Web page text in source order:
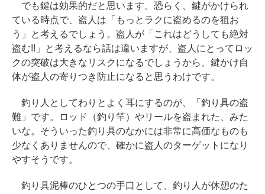
でも鍵は効果的だと思います。恐らく、鍵がかけられ
ている時点で、盗人は「もっとラクに盗めるのを狙お
う」と考えるでしょう。盗人が「これはどうしても絶対
盗む!!」と考えるなら話は違いますが、盗人にとってロッ
クの突破は大きなリスクになるでしょうから、鍵かけ自
体が盗人の寄りつき防止になると思うわけです。
釣り人としてわりとよく耳にするのが、「釣り具の盗
難」です。ロッド（釣り竿）やリールを盗まれた、みた
いな。そういった釣り具のなかには非常に高価なものも
少なくありませんので、確かに盗人のターゲットになり
やすそうです。
釣り具泥棒のひとつの手口として、釣り人が休憩のた